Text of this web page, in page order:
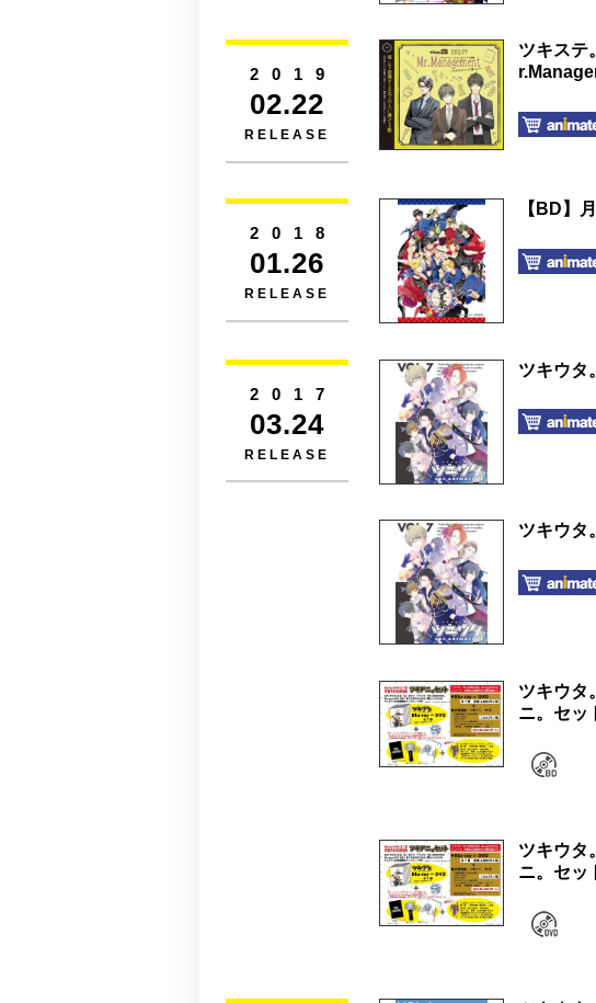
2019
02.22
RELEASE
ツキステ
2018
01.26
RELEASE
【BD】
2017
03.24
RELEASE
ツキウタ
ツキウタ
ツキウタ
ニ。セッ
ツキウタ
ニ。セッ